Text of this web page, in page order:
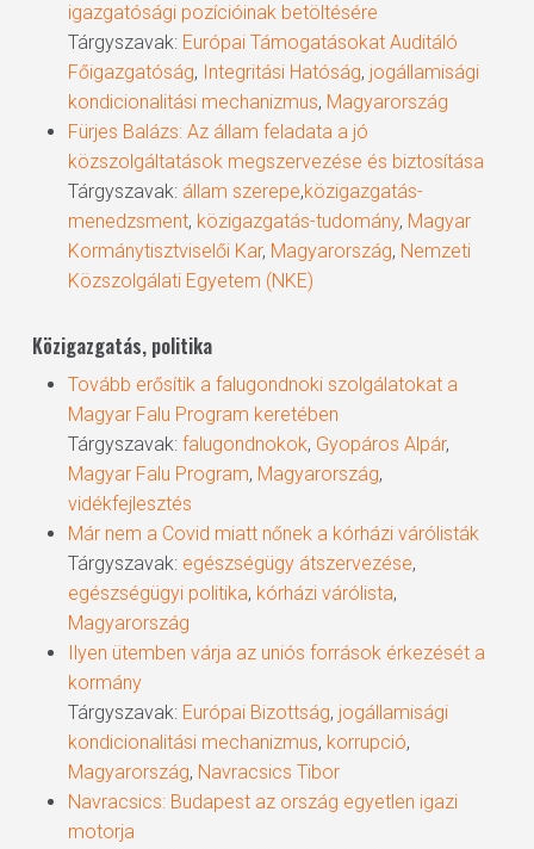
igazgatósági pozícióinak betöltésére
Tárgyszavak: Európai Támogatásokat Auditáló
Főigazgatóság, Integritási Hatóság, jogállamisági
kondicionalitási mechanizmus, Magyarország
Fürjes Balázs: Az állam feladata a jó
közszolgáltatások megszervezése és biztosítása
Tárgyszavak: állam szerepe,közigazgatás-
menedzsment, közigazgatás-tudomány, Magyar
Kormánytisztviselői Kar, Magyarország, Nemzeti
Közszolgálati Egyetem (NKE)
Közigazgatás, politika
Tovább erősítik a falugondnoki szolgálatokat a
Magyar Falu Program keretében
Tárgyszavak: falugondnokok, Gyopáros Alpár,
Magyar Falu Program, Magyarország,
vidékfejlesztés
Már nem a Covid miatt nőnek a kórházi várólisták
Tárgyszavak: egészségügy átszervezése,
egészségügyi politika, kórházi várólista,
Magyarország
Ilyen ütemben várja az uniós források érkezését a
kormány
Tárgyszavak: Európai Bizottság, jogállamisági
kondicionalitási mechanizmus, korrupció,
Magyarország, Navracsics Tibor
Navracsics: Budapest az ország egyetlen igazi
motorja